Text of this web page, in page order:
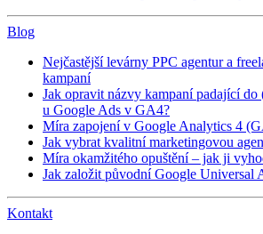
Blog
Nejčastější levárny PPC agentur a
kampaní
Jak opravit názvy kampaní padající do
u Google Ads v GA4?
Míra zapojení v Google Analytics 4
Jak vybrat kvalitní marketingovou
Míra okamžitého opuštění – jak ji
Jak založit původní Google Universal
Kontakt